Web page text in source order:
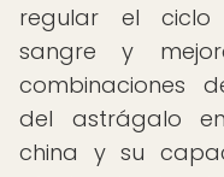
regular el ciclo
sangre y
combinaciones
del astrágalo
china y su